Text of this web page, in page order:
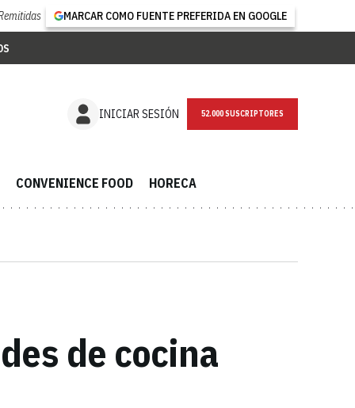
MARCAR COMO FUENTE PREFERIDA EN GOOGLE
INICIAR SESIÓN NEWSLETTER
CONVENIENCE FOOD HORECA
de cocina